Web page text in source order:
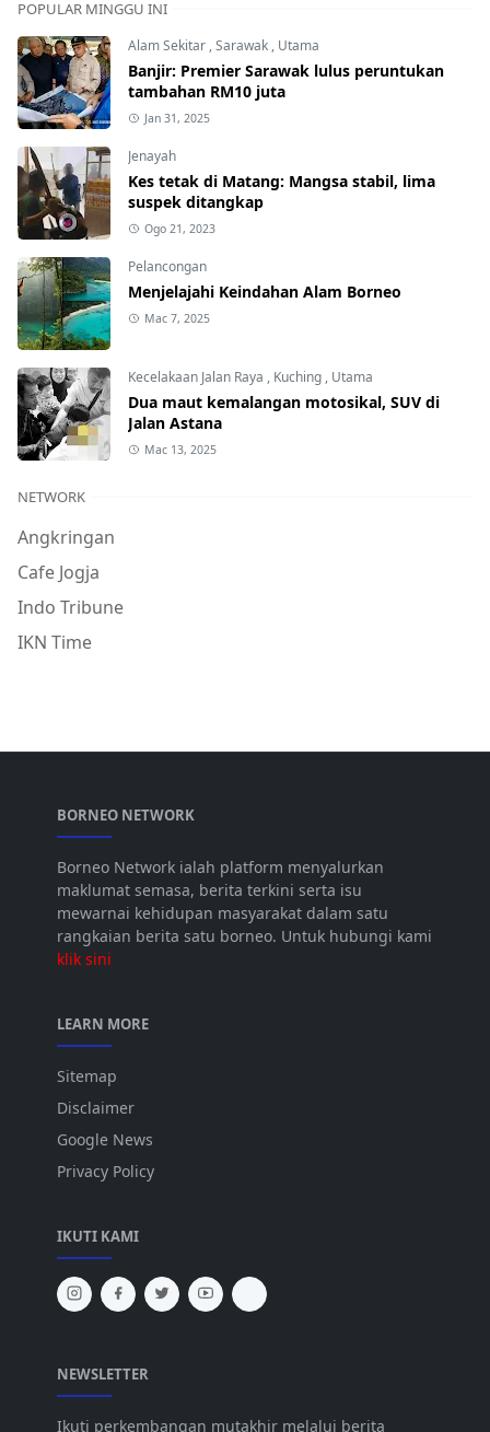
POPULAR MINGGU INI
Alam Sekitar ,Sarawak , Utama
Banjir: Premier Sarawak lulus peruntukan
tambahan RM10 juta
Jan 31, 2025
Jenayah
Kes tetak di Matang: Mangsa stabil, lima
suspek ditangkap
Ogo 21, 2023
Pelancongan
Menjelajahi Keindahan Alam Borneo
Mac 7, 2025
Kecelakaan Jalan Raya , Kuching , Utama
Dua maut kemalangan motosikal, SUV di
Jalan Astana
Mac 13, 2025
NETWORK
Angkringan
Cafe Jogja
Indo Tribune
IKN Time
BORNEO NETWORK
Borneo Network ialah platform menyalurkan
maklumat semasa, berita terkini serta isu
mewarnai kehidupan masyarakat dalam satu
rangkaian berita satu borneo. Untuk hubungi kami
klik sini
LEARN MORE
Sitemap
Disclaimer
Google News
Privacy Policy
IKUTI KAMI
NEWSLETTER
Ikuti perkembangan mutakhir melalui berita